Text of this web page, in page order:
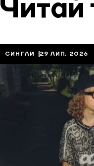
Читай
СИНГЛИ 29 ЛИП, 2026